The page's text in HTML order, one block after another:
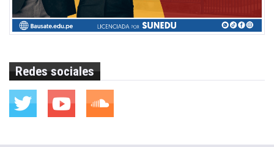
Redes sociales